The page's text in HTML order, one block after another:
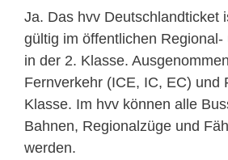
Ja. Das hvv Deutschlandticket
gültig im öffentlichen
in der 2. Klasse.
Fernverkehr (ICE, IC, EC) und
Klasse. Im hvv können alle
Bahnen, Regionalzüge und
werden.